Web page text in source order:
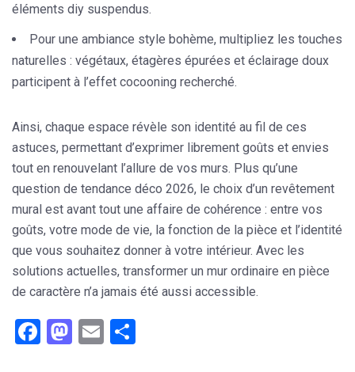
éléments diy suspendus.
Pour une ambiance style bohème, multipliez les touches
naturelles : végétaux, étagères épurées et éclairage doux
participent à l’effet cocooning recherché.
Ainsi, chaque espace révèle son identité au fil de ces
astuces, permettant d’exprimer librement goûts et envies
tout en renouvelant l’allure de vos murs. Plus qu’une
question de tendance déco 2026, le choix d’un revêtement
mural est avant tout une affaire de cohérence : entre vos
goûts, votre mode de vie, la fonction de la pièce et l’identité
que vous souhaitez donner à votre intérieur. Avec les
solutions actuelles, transformer un mur ordinaire en pièce
de caractère n’a jamais été aussi accessible.
Facebook
Mastodon
Email